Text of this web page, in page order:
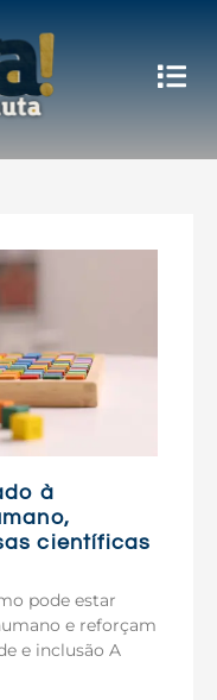
à
científicas
pode estar
e reforçam
e inclusão A